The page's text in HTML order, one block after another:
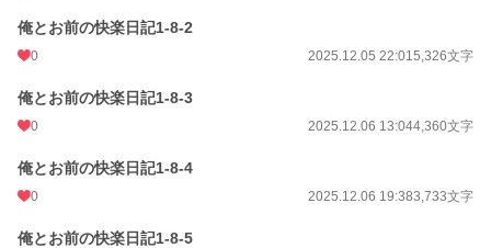
俺とお前の快楽日記1-8-2
0 2025.12.05 22:015,326文字
俺とお前の快楽日記1-8-3
0 2025.12.06 13:044,360文字
俺とお前の快楽日記1-8-4
0 2025.12.06 19:383,733文字
俺とお前の快楽日記1-8-5